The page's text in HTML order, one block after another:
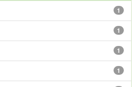
1
1
1
1